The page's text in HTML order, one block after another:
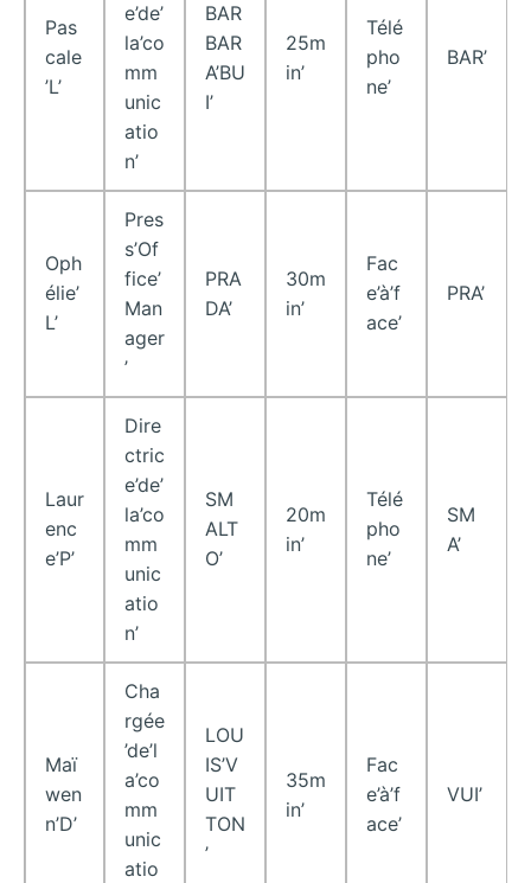
Pas
cale
’L’
e’de’
la’co
mm
unic
atio
n’
BAR
BAR
A’BU
I’
25m
in’
Télé
pho
ne’
BAR’
Oph
élie’
L’
Pres
s’Of
fice’
Man
ager
’
PRA
DA’
30m
in’
Fac
e’à’f
ace’
PRA’
Laur
enc
e’P’
Dire
ctric
e’de’
la’co
mm
unic
atio
n’
SM
ALT
O’
20m
in’
Télé
pho
ne’
SM
A’
Maï
wen
n’D’
Cha
rgée
’de’l
a’co
mm
unic
atio
LOU
IS’V
UIT
TON
’
35m
in’
Fac
e’à’f
ace’
VUI’